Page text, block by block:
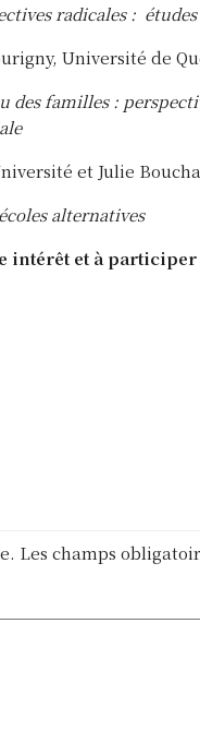
radicales : études
Université de
des familles :
et Julie
alternatives
intérêt et à
Les champs